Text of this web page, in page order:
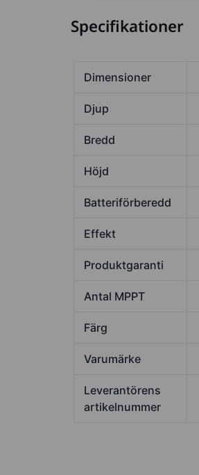
Specifikationer
Dimensioner
Djup
Bredd
Höjd
Batteriförberedd
Effekt
Produktgaranti
Antal MPPT
Färg
Varumärke
Leverantörens
artikelnummer